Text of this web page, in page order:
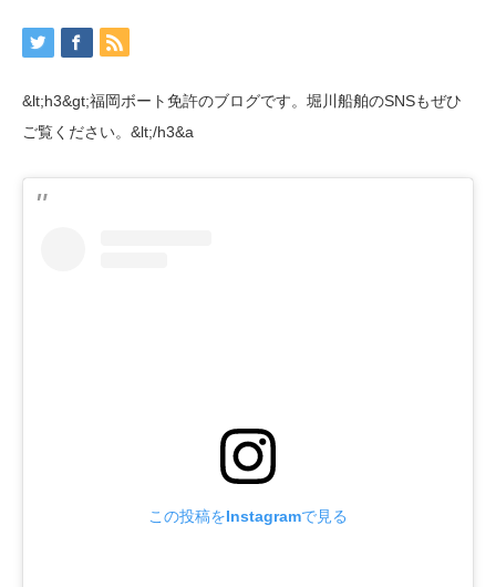
&lt;h3&gt;福岡ボート免許のブログです。堀川船舶のSNSもぜひ
ご覧ください。&lt;/h3&a
この投稿をInstagramで見る